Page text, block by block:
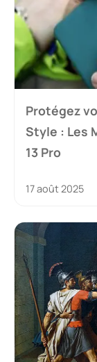
Protégez
Style : Les
13 Pro
17 août 2025